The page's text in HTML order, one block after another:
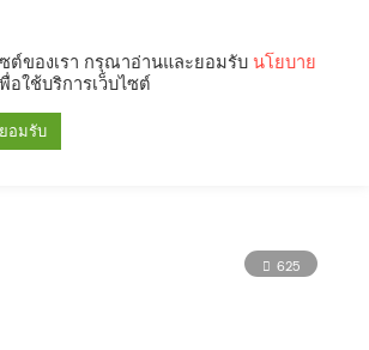
Search
625
ซต์ของเรา กรุณาอ่านและยอมรับ นโยบาย
พื่อใช้บริการเว็บไซต์
ยอมรับ